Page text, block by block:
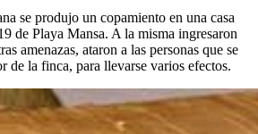
se produjo un copamiento en una casa
de Playa Mansa. A la misma ingresaron
amenazas, ataron a las personas que se
de la finca, para llevarse varios efectos.